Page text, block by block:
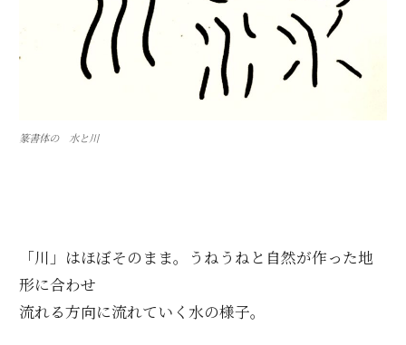
篆書体の 水と川
「川」はほぼそのまま。うねうねと自然が作った地
形に合わせ
流れる方向に流れていく水の様子。